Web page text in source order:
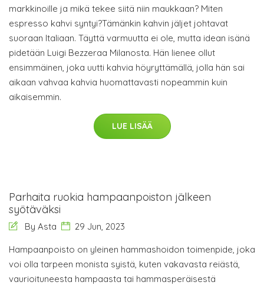
markkinoille ja mikä tekee siitä niin maukkaan? Miten
espresso kahvi syntyi?Tämänkin kahvin jäljet johtavat
suoraan Italiaan. Täyttä varmuutta ei ole, mutta idean isänä
pidetään Luigi Bezzeraa Milanosta. Hän lienee ollut
ensimmäinen, joka uutti kahvia höyryttämällä, jolla hän sai
aikaan vahvaa kahvia huomattavasti nopeammin kuin
aikaisemmin.
LUE LISÄÄ
Parhaita ruokia hampaanpoiston jälkeen
syötäväksi
By Asta 29 Jun, 2023
Hampaanpoisto on yleinen hammashoidon toimenpide, joka
voi olla tarpeen monista syistä, kuten vakavasta reiästä,
vaurioituneesta hampaasta tai hammasperäisestä